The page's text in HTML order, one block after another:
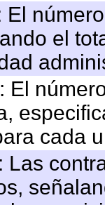
El
el
El
cada
Las